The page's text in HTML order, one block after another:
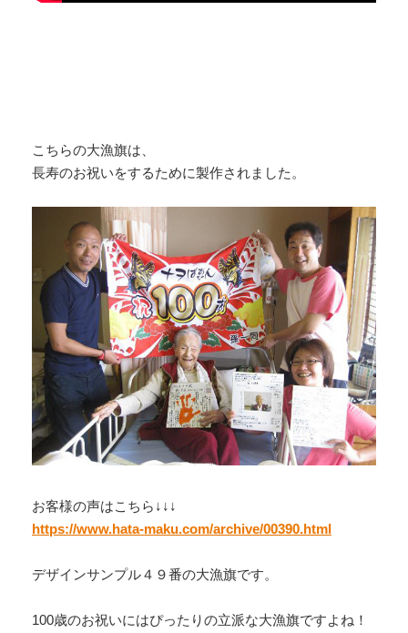
こちらの大漁旗は、
長寿のお祝いをするために製作されました。
お客様の声はこちら↓↓↓
https://www.hata-maku.com/archive/00390.html
デザインサンプル４９番の大漁旗です。
100歳のお祝いにはぴったりの立派な大漁旗ですよね！